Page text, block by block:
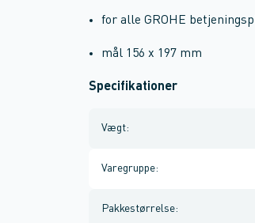
for alle GROHE
mål 156 x 197 mm
Specifikationer
Vægt:
Varegruppe:
Pakkestørrelse: